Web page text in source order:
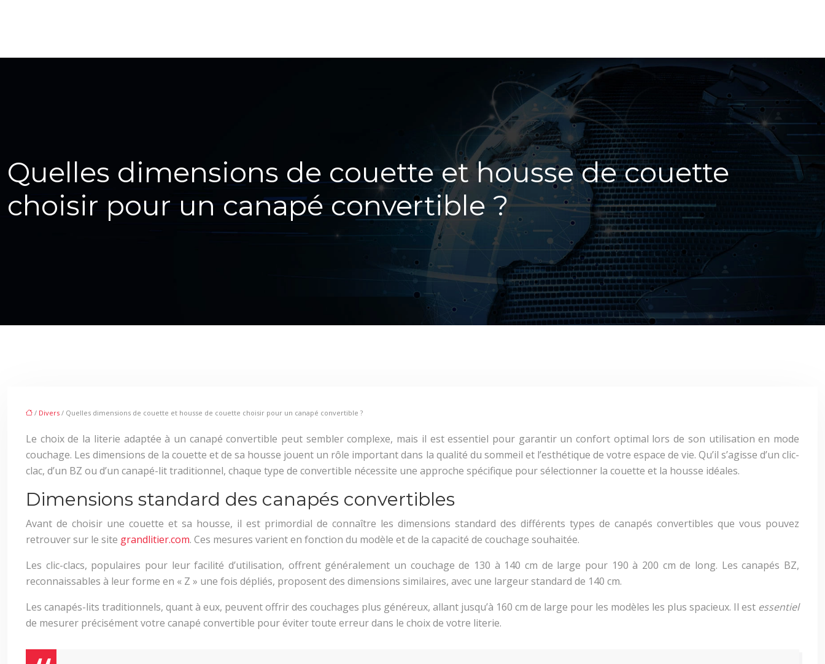
Quelles dimensions de couette et housse de couette
choisir pour un canapé convertible ?
/ Divers / Quelles dimensions de couette et housse de couette choisir pour un canapé convertible ?
Le choix de la literie adaptée à un canapé convertible peut sembler complexe, mais il est essentiel pour garantir un confort optimal lors de son utilisation en mode
couchage. Les dimensions de la couette et de sa housse jouent un rôle important dans la qualité du sommeil et l’esthétique de votre espace de vie. Qu’il s’agisse d’un clic-
clac, d’un BZ ou d’un canapé-lit traditionnel, chaque type de convertible nécessite une approche spécifique pour sélectionner la couette et la housse idéales.
Dimensions standard des canapés convertibles
Avant de choisir une couette et sa housse, il est primordial de connaître les dimensions standard des différents types de canapés convertibles que vous pouvez
retrouver sur le site grandlitier.com. Ces mesures varient en fonction du modèle et de la capacité de couchage souhaitée.
Les clic-clacs, populaires pour leur facilité d’utilisation, offrent généralement un couchage de 130 à 140 cm de large pour 190 à 200 cm de long. Les canapés BZ,
reconnaissables à leur forme en « Z » une fois dépliés, proposent des dimensions similaires, avec une largeur standard de 140 cm.
Les canapés-lits traditionnels, quant à eux, peuvent offrir des couchages plus généreux, allant jusqu’à 160 cm de large pour les modèles les plus spacieux. Il est essentiel
de mesurer précisément votre canapé convertible pour éviter toute erreur dans le choix de votre literie.